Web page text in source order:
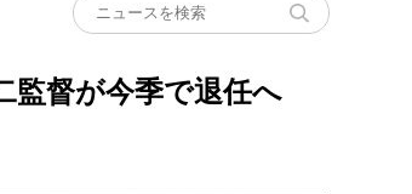
監督が今季で退任へ